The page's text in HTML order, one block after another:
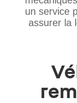
un service
assurer la